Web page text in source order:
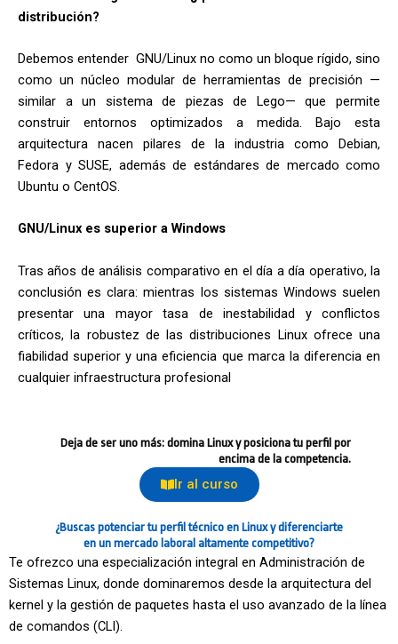
distribución?
Debemos entender GNU/Linux no como un bloque rígido, sino
como un núcleo modular de herramientas de precisión —
similar a un sistema de piezas de Lego— que permite
construir entornos optimizados a medida. Bajo esta
arquitectura nacen pilares de la industria como Debian,
Fedora y SUSE, además de estándares de mercado como
Ubuntu o CentOS.
GNU/Linux es superior a Windows
Tras años de análisis comparativo en el día a día operativo, la
conclusión es clara: mientras los sistemas Windows suelen
presentar una mayor tasa de inestabilidad y conflictos
críticos, la robustez de las distribuciones Linux ofrece una
fiabilidad superior y una eficiencia que marca la diferencia en
cualquier infraestructura profesional
Deja de ser uno más: domina Linux y posiciona tu perfil por
encima de la competencia.
Ir al curso
¿Buscas potenciar tu perfil técnico en Linuxy diferenciarte
en un mercado laboral altamente competitivo?
Te ofrezco una especialización integral en Administración de
Sistemas Linux, donde dominaremos desde la arquitectura del
kernel y la gestión de paquetes hasta el uso avanzado de la línea
de comandos (CLI).